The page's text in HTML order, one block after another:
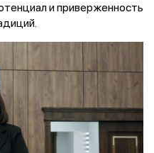
и приверженность